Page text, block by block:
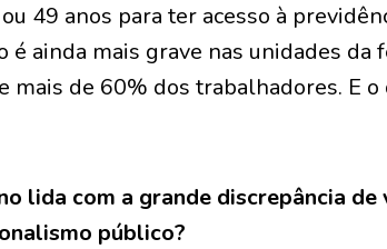
49 anos para ter acesso à
é ainda mais grave nas unidades da
mais de 60% dos trabalhadores. E
lida com a grande discrepância
público?